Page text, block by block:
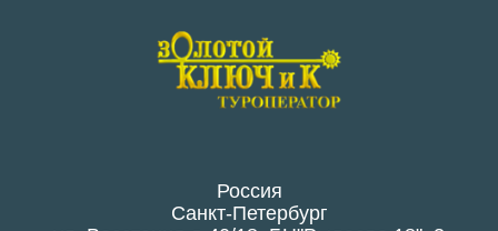
Россия
Санкт-Петербург